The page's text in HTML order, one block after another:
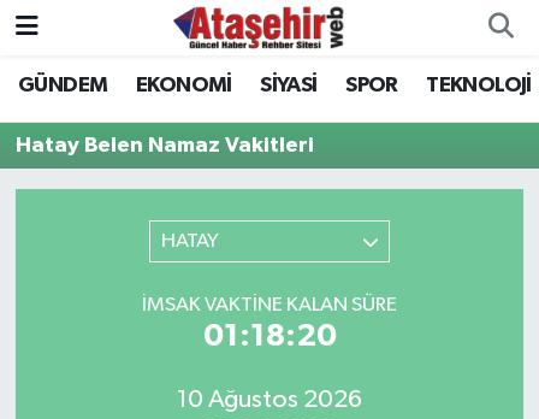
GÜNDEM EKONOMİ SİYASİ SPOR TEKNOLOJİ
Hatay Belen Namaz Vakitleri
HATAY
İMSAK VAKTINE KALAN SÜRE
01:18:20
10 Ağustos 2026
Hava Durumu
Trafik Durumu
Son Dakika Haberleri
Haber Arşivi